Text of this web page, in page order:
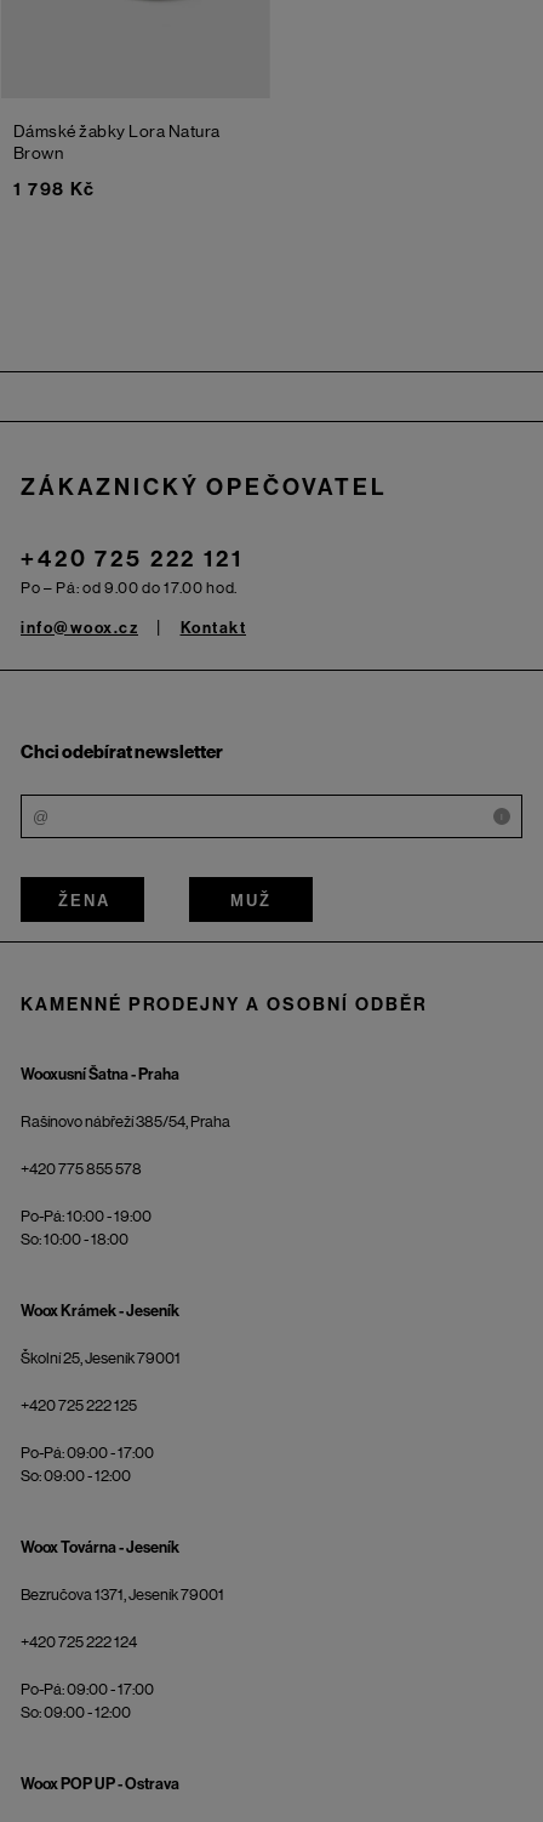
Dámské žabky Lora Natura
Brown
1 798 Kč
ZÁKAZNICKÝ OPEČOVATEL
+420 725 222 121
Po – Pá: od 9.00 do 17.00 hod.
info@woox.cz Kontakt
Chci odebírat newsletter
i
ŽENA MUŽ
KAMENNÉ PRODEJNY A OSOBNÍ ODBĚR
Wooxusní Šatna - Praha
Rašínovo nábřeží 385/54, Praha
+420 775 855 578
Po-Pá: 10:00 - 19:00
So: 10:00 - 18:00
Woox Krámek - Jeseník
Školní 25, Jeseník 79001
+420 725 222 125
Po-Pá: 09:00 - 17:00
So: 09:00 - 12:00
Woox Továrna - Jeseník
Bezručova 1371, Jeseník 79001
+420 725 222 124
Po-Pá: 09:00 - 17:00
So: 09:00 - 12:00
Woox POP UP - Ostrava